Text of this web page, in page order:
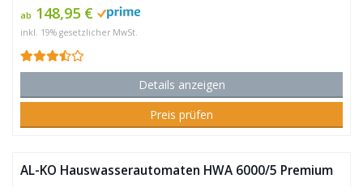
ab 148,95 €
inkl. 19% gesetzlicher MwSt.
Details anzeigen
Preis prüfen
AL-KO Hauswasserautomaten HWA 6000/5 Premium